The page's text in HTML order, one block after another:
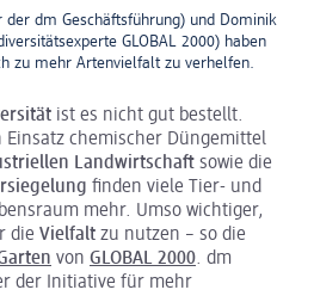
der dm Geschäftsführung) und Dominik
GLOBAL 2000) haben
zu mehr Artenvielfalt zu verhelfen.
ist es nicht gut bestellt.
chemischer Düngemittel
Landwirtschaft sowie die
finden viele Tier- und
mehr. Umso wichtiger,
die Vielfalt zu nutzen – so die
von GLOBAL 2000. dm
der Initiative für mehr